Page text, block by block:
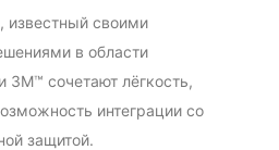
известный своими
в области
3M™ сочетают лёгкость,
интеграции со
защитой.